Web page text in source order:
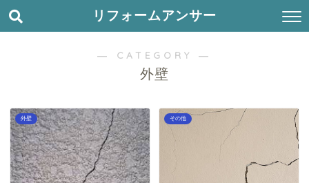
リフォームアンサー
― CATEGORY ―
外壁
外壁 その他